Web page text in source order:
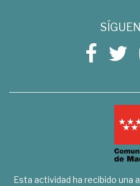
Esta actividad ha recibido una